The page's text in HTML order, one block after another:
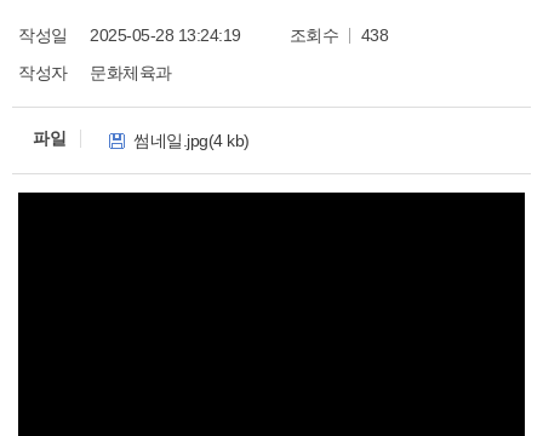
작성일 2025-05-28 13:24:19 조회수
438
작성자
문화체육과
파일 썸네일.jpg(4 kb)